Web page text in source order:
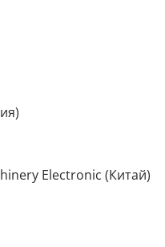
Electronic (Китай)